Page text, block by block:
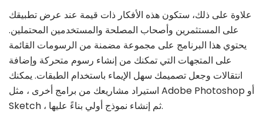
علاوة على ذلك، ستكون هذه الأفكار ذات قيمة عند عرض تطبيقك
على المستثمرين وأصحاب المصلحة والمستخدمين المحتملين.
يحتوي هذا البرنامج على مجموعة مضمنة من الرسومات القائمة
على المتجهات التي تمكنك من إنشاء رسوم متحركة وإضافة
انتقالات وجعل تصميمك سهل الإيماء باستخدام الطبقات. يمكنك
استيراد مشاريعك من برامج أخرى ، مثل Adobe Photoshop أو
Sketch ، ثم إنشاء نموذج أولي بناءً عليها.